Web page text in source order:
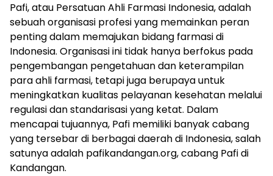
Pafi, atau Persatuan Ahli Farmasi Indonesia, adalah
sebuah organisasi profesi yang memainkan peran
penting dalam memajukan bidang farmasi di
Indonesia. Organisasi ini tidak hanya berfokus pada
pengembangan pengetahuan dan keterampilan
para ahli farmasi, tetapi juga berupaya untuk
meningkatkan kualitas pelayanan kesehatan melalui
regulasi dan standarisasi yang ketat. Dalam
mencapai tujuannya, Pafi memiliki banyak cabang
yang tersebar di berbagai daerah di Indonesia, salah
satunya adalah pafikandangan.org, cabang Pafi di
Kandangan.